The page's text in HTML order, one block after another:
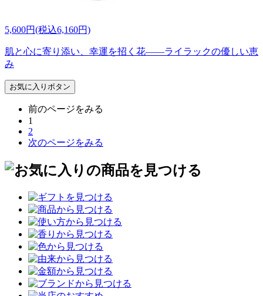
5,600円(税込6,160円)
肌と心に寄り添い、幸運を招く花――ライラックの優しい恵
み
お気に入りボタン
前のページをみる
1
2
次のページをみる